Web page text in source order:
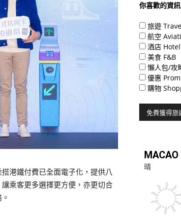
港鐵付費已全面電子化，提供八
乘客更多選擇更方便，亦更切合
你喜歡的資
旅遊
航空
酒店 Hotel
美食 F&B
懶人包/攻
優惠
購物
MACAO
晴